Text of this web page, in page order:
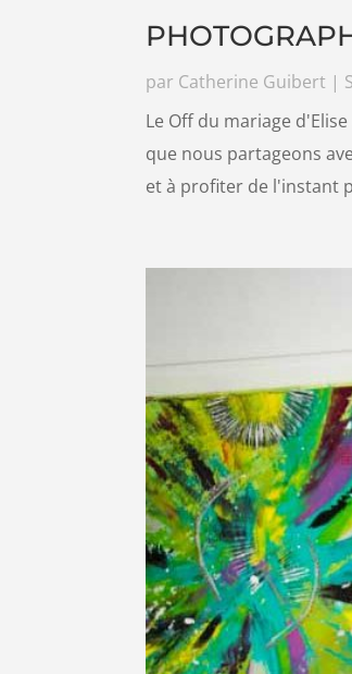
par Catherine Guibert |
Le Off du mariage
que nous partageons
et à profiter de l'instant